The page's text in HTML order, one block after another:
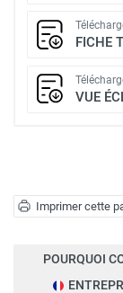
Imprimer cette
FICHE
VUE
POURQUOI